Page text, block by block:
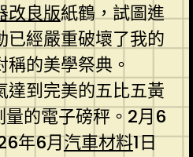
改良版紙鶴，試圖進
已經嚴重破壞了我的
的美學祭典。
到完美的五比五黃
的電子磅秤。2月6
年6月汽車材料1日